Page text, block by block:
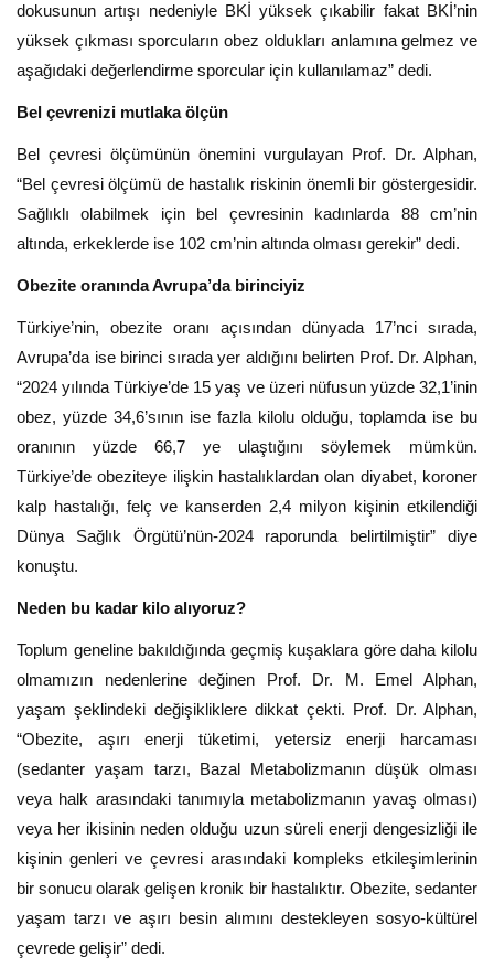
dokusunun artışı nedeniyle BKİ yüksek çıkabilir fakat BKİ’nin
yüksek çıkması sporcuların obez oldukları anlamına gelmez ve
aşağıdaki değerlendirme sporcular için kullanılamaz” dedi.
Bel çevrenizi mutlaka ölçün
Bel çevresi ölçümünün önemini vurgulayan Prof. Dr. Alphan,
“Bel çevresi ölçümü de hastalık riskinin önemli bir göstergesidir.
Sağlıklı olabilmek için bel çevresinin kadınlarda 88 cm’nin
altında, erkeklerde ise 102 cm’nin altında olması gerekir” dedi.
Obezite oranında Avrupa’da birinciyiz
Türkiye’nin, obezite oranı açısından dünyada 17’nci sırada,
Avrupa’da ise birinci sırada yer aldığını belirten Prof. Dr. Alphan,
“2024 yılında Türkiye’de 15 yaş ve üzeri nüfusun yüzde 32,1’inin
obez, yüzde 34,6’sının ise fazla kilolu olduğu, toplamda ise bu
oranının yüzde 66,7 ye ulaştığını söylemek mümkün.
Türkiye’de obeziteye ilişkin hastalıklardan olan diyabet, koroner
kalp hastalığı, felç ve kanserden 2,4 milyon kişinin etkilendiği
Dünya Sağlık Örgütü’nün-2024 raporunda belirtilmiştir” diye
konuştu.
Neden bu kadar kilo alıyoruz?
Toplum geneline bakıldığında geçmiş kuşaklara göre daha kilolu
olmamızın nedenlerine değinen Prof. Dr. M. Emel Alphan,
yaşam şeklindeki değişikliklere dikkat çekti. Prof. Dr. Alphan,
“Obezite, aşırı enerji tüketimi, yetersiz enerji harcaması
(sedanter yaşam tarzı, Bazal Metabolizmanın düşük olması
veya halk arasındaki tanımıyla metabolizmanın yavaş olması)
veya her ikisinin neden olduğu uzun süreli enerji dengesizliği ile
kişinin genleri ve çevresi arasındaki kompleks etkileşimlerinin
bir sonucu olarak gelişen kronik bir hastalıktır. Obezite, sedanter
yaşam tarzı ve aşırı besin alımını destekleyen sosyo-kültürel
çevrede gelişir” dedi.